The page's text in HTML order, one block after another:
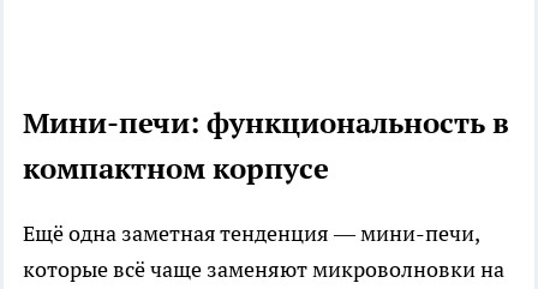
Мини-печи: функциональность в
компактном корпусе
Ещё одна заметная тенденция — мини-печи,
которые всё чаще заменяют микроволновки на